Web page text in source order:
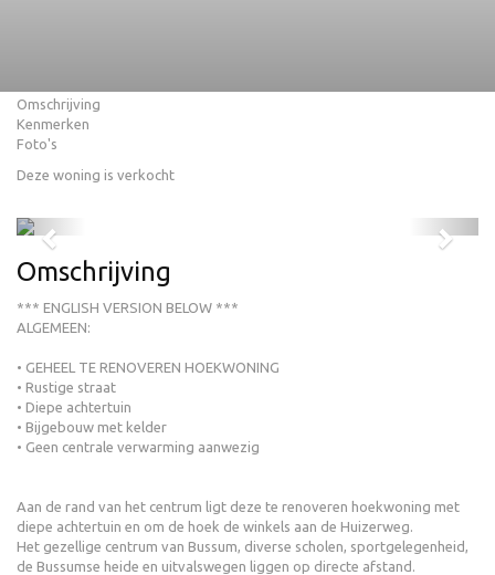
Omschrijving
Kenmerken
Foto's
Deze woning is verkocht
Previous Next
Omschrijving
*** ENGLISH VERSION BELOW ***
ALGEMEEN:
• GEHEEL TE RENOVEREN HOEKWONING
• Rustige straat
• Diepe achtertuin
• Bijgebouw met kelder
• Geen centrale verwarming aanwezig
Aan de rand van het centrum ligt deze te renoveren hoekwoning met
diepe achtertuin en om de hoek de winkels aan de Huizerweg.
Het gezellige centrum van Bussum, diverse scholen, sportgelegenheid,
de Bussumse heide en uitvalswegen liggen op directe afstand.